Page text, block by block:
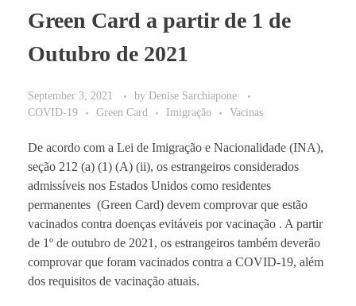
Green Card a partir de 1 de
Outubro de 2021
September 3, 2021 by Denise Sarchiapone
COVID-19
Green Card Imigração Vacinas
De acordo com a Lei de Imigração e Nacionalidade (INA),
seção 212 (a) (1) (A) (ii), os estrangeiros considerados
admissíveis nos Estados Unidos como residentes
permanentes (Green Card) devem comprovar que estão
vacinados contra doenças evitáveis ​​por vacinação . A partir
de 1º de outubro de 2021, os estrangeiros também deverão
comprovar que foram vacinados contra a COVID-19, além
dos requisitos de vacinação atuais.